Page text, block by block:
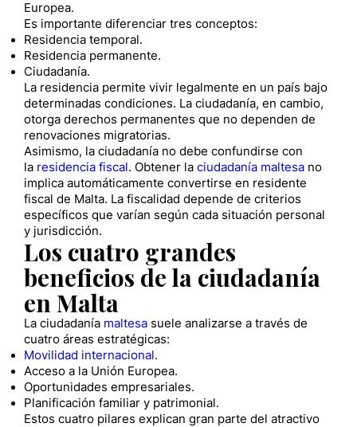
Europea.
Es importante diferenciar tres conceptos:
Residencia temporal.
Residencia permanente.
Ciudadanía.
La residencia permite vivir legalmente en un país bajo
determinadas condiciones. La ciudadanía, en cambio,
otorga derechos permanentes que no dependen de
renovaciones migratorias.
Asimismo, la ciudadanía no debe confundirse con
la residencia fiscal. Obtener la ciudadanía maltesa no
implica automáticamente convertirse en residente
fiscal de Malta. La fiscalidad depende de criterios
específicos que varían según cada situación personal
y jurisdicción.
Los cuatro grandes
beneficios de la ciudadanía
en Malta
La ciudadanía maltesa suele analizarse a través de
cuatro áreas estratégicas:
Movilidad internacional.
Acceso a la Unión Europea.
Oportunidades empresariales.
Planificación familiar y patrimonial.
Estos cuatro pilares explican gran parte del atractivo